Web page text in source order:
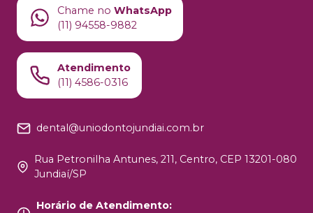
Chame no WhatsApp
(11) 94558-9882
Atendimento
(11) 4586-0316
dental@uniodontojundiai.com.br
Rua Petronilha Antunes, 211, Centro, CEP 13201-080
Jundiaí/SP
Horário de Atendimento: